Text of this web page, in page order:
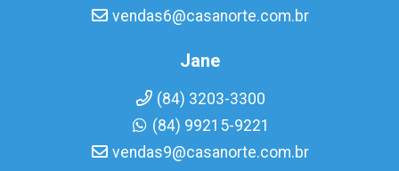
vendas6@casanorte.com.br
Jane
(84) 3203-3300
(84) 99215-9221
vendas9@casanorte.com.br